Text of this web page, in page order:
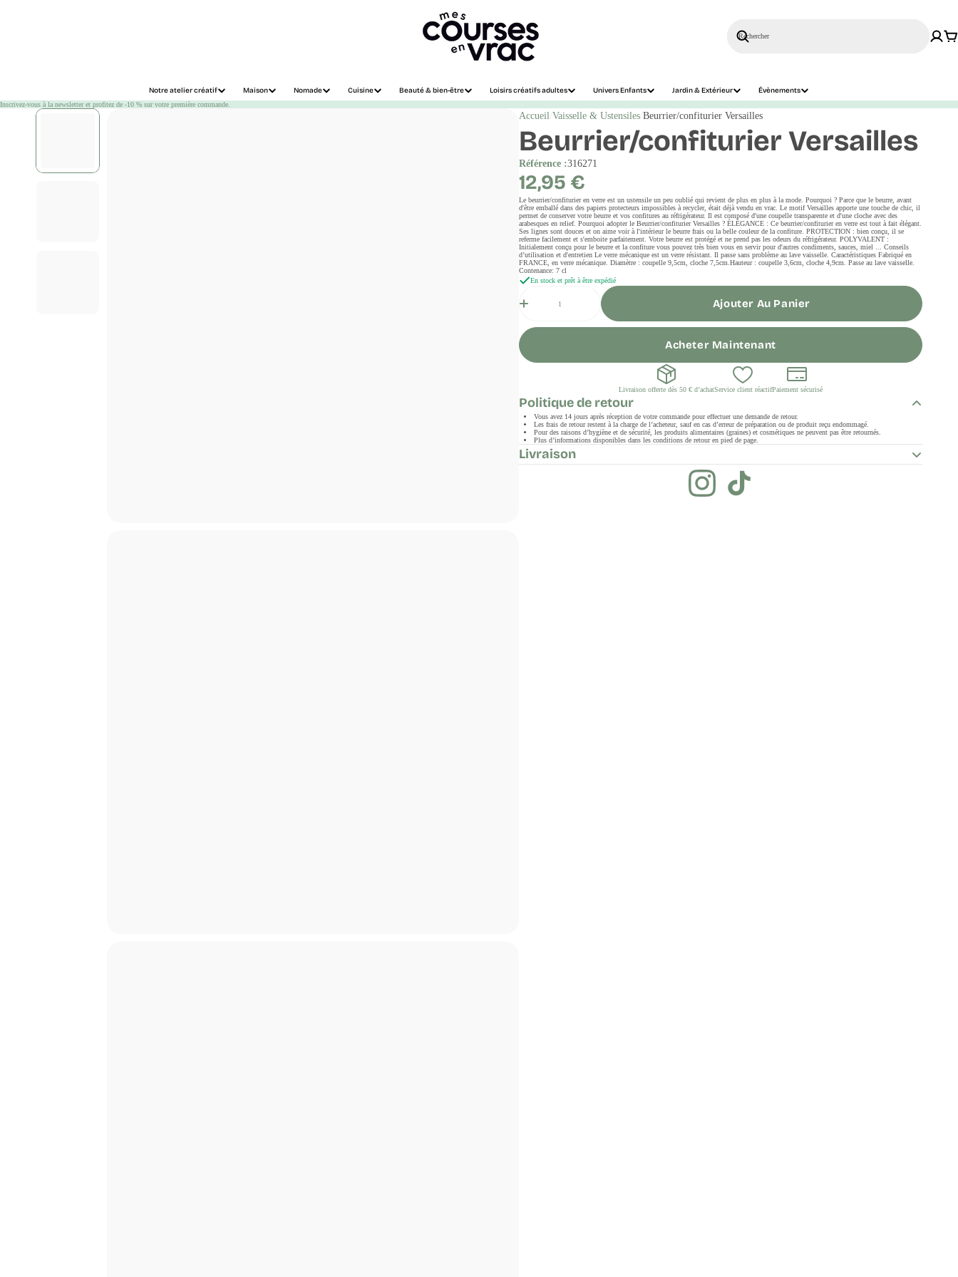
Notre atelier créatif Maison Nomade Cuisine Beauté & bien-être Loisirs créatifs adultes Univers Enfants Jardin & Extérieur Évènements
Rechercher
Inscrivez-vous à la newsletter et profitez de -10 % sur votre première commande.
Accueil Vaisselle & Ustensiles Beurrier/confiturier Versailles
Beurrier/confiturier Versailles
Référence :316271
Prix
régulier
12,95 €
Le beurrier/confiturier en verre est un ustensile un peu oublié qui revient de plus en plus à la mode. Pourquoi ? Parce que le beurre, avant
d'être emballé dans des papiers protecteurs impossibles à recycler, était déjà vendu en vrac. Le motif Versailles apporte une touche de chic, il
permet de conserver votre beurre et vos confitures au réfrigérateur. Il est composé d'une coupelle transparente et d'une cloche avec des
arabesques en relief. Pourquoi adopter le Beurrier/confiturier Versailles ? ÉLÉGANCE : Ce beurrier/confiturier en verre est tout à fait élégant.
Ses lignes sont douces et on aime voir à l'intérieur le beurre frais ou la belle couleur de la confiture. PROTECTION : bien conçu, il se
referme facilement et s'emboite parfaitement. Votre beurre est protégé et ne prend pas les odeurs du réfrigérateur. POLYVALENT :
Initialement conçu pour le beurre et la confiture vous pouvez très bien vous en servir pour d'autres condiments, sauces, miel ... Conseils
d’utilisation et d'entretien Le verre mécanique est un verre résistant. Il passe sans problème au lave vaisselle. Caractéristiques Fabriqué en
FRANCE, en verre mécanique. Diamètre : coupelle 9,5cm, cloche 7,5cm.Hauteur : coupelle 3,6cm, cloche 4,9cm. Passe au lave vaisselle.
Contenance: 7 cl
En stock et prêt à être expédié
Ajouter Au Panier
Acheter Maintenant
Livraison offerte dès 50 € d’achatService client réactifPaiement sécurisé
Politique de retour
Vous avez 14 jours après réception de votre commande pour effectuer une demande de retour.
Les frais de retour restent à la charge de l’acheteur, sauf en cas d’erreur de préparation ou de produit reçu endommagé.
Pour des raisons d’hygiène et de sécurité, les produits alimentaires (graines) et cosmétiques ne peuvent pas être retournés.
Plus d’informations disponibles dans les conditions de retour en pied de page.
Livraison